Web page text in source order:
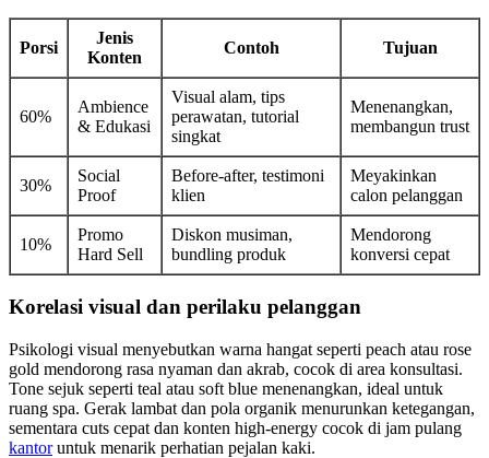
Porsi
Jenis
Konten
Contoh Tujuan
60%
Ambience
& Edukasi
Visual alam, tips
perawatan, tutorial
singkat
Menenangkan,
membangun trust
30%
Social
Proof
Before-after, testimoni
klien
Meyakinkan
calon pelanggan
10%
Promo
Hard Sell
Diskon musiman,
bundling produk
Mendorong
konversi cepat
Korelasi visual dan perilaku pelanggan
Psikologi visual menyebutkan warna hangat seperti peach atau rose
gold mendorong rasa nyaman dan akrab, cocok di area konsultasi.
Tone sejuk seperti teal atau soft blue menenangkan, ideal untuk
ruang spa. Gerak lambat dan pola organik menurunkan ketegangan,
sementara cuts cepat dan konten high-energy cocok di jam pulang
kantoruntuk menarik perhatian pejalan kaki.